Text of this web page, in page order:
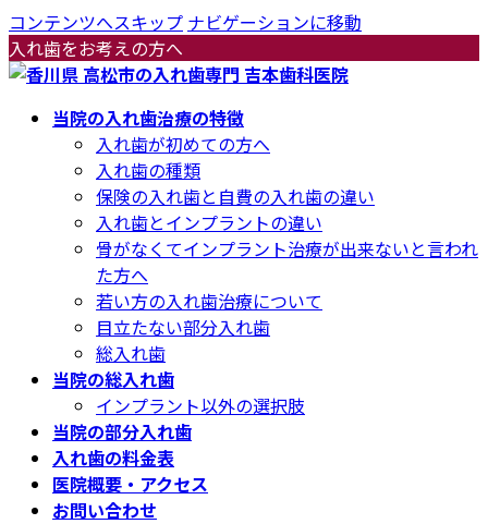
コンテンツへスキップ ナビゲーションに移動
入れ歯をお考えの方へ
当院の入れ歯治療の特徴
入れ歯が初めての方へ
入れ歯の種類
保険の入れ歯と自費の入れ歯の違い
入れ歯とインプラントの違い
骨がなくてインプラント治療が出来ないと言われ
た方へ
若い方の入れ歯治療について
目立たない部分入れ歯
総入れ歯
当院の総入れ歯
インプラント以外の選択肢
当院の部分入れ歯
入れ歯の料金表
医院概要・アクセス
お問い合わせ